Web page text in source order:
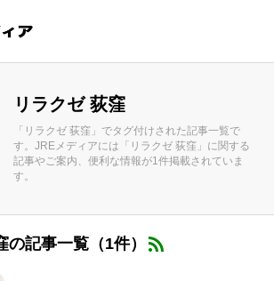
リラクゼ 荻窪
「リラクゼ 荻窪」でタグ付けされた記事一覧で
す。JREメディアには「リラクゼ 荻窪」に関する
記事やご案内、便利な情報が1件掲載されていま
す。
の記事一覧（1件）